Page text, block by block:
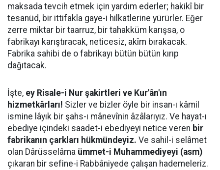
maksada tevcih etmek için yardım ederler; hakikî bir
tesanüd, bir ittifakla gaye-i hilkatlerine yürürler. Eğer
zerre miktar bir taarruz, bir tahakküm karışsa, o
fabrikayı karıştıracak, neticesiz, akîm bırakacak.
Fabrika sahibi de o fabrikayı bütün bütün kırıp
dağıtacak.
İşte, ey Risale-i Nur şakirtleri ve Kur'ân'ın
hizmetkârları! Sizler ve bizler öyle bir insan-ı kâmil
ismine lâyık bir şahs-ı mânevînin âzâlarıyız. Ve hayat-ı
ebediye içindeki saadet-i ebediyeyi netice veren bir
fabrikanın çarkları hükmündeyiz. Ve sahil-i selâmet
olan Dârüsselâma ümmet-i Muhammediyeyi (asm)
çıkaran bir sefine-i Rabbâniyede çalışan hademeleriz.